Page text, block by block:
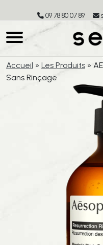
09 78 80 07 89
Accueil » Les Produits »
Sans Rinçage